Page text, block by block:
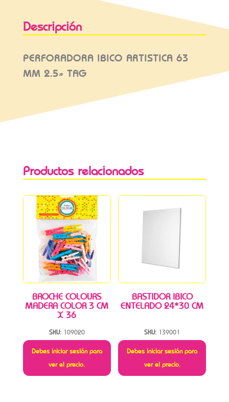
Descripción
PERFORADORA IBICO ARTISTICA 63
MM 2.5» TAG
Productos relacionados
BROCHE COLOURS
MADERA COLOR 3 CM
X 36
SKU: 109020
Debes iniciar sesión para
ver el precio.
BASTIDOR IBICO
ENTELADO 24*30 CM
SKU: 139001
Debes iniciar sesión para
ver el precio.